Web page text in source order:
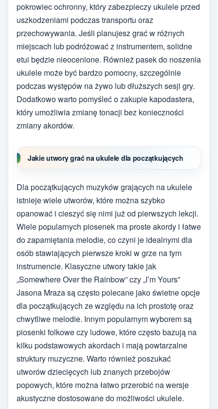
pokrowiec ochronny, który zabezpieczy ukulele przed
uszkodzeniami podczas transportu oraz
przechowywania. Jeśli planujesz grać w różnych
miejscach lub podróżować z instrumentem, solidne
etui będzie nieocenione. Również pasek do noszenia
ukulele może być bardzo pomocny, szczególnie
podczas występów na żywo lub dłuższych sesji gry.
Dodatkowo warto pomyśleć o zakupie kapodastera,
który umożliwia zmianę tonacji bez konieczności
zmiany akordów.
Jakie utwory grać na ukulele dla początkujących
Dla początkujących muzyków grających na ukulele
istnieje wiele utworów, które można szybko
opanować i cieszyć się nimi już od pierwszych lekcji.
Wiele popularnych piosenek ma proste akordy i łatwe
do zapamiętania melodie, co czyni je idealnymi dla
osób stawiających pierwsze kroki w grze na tym
instrumencie. Klasyczne utwory takie jak
„Somewhere Over the Rainbow” czy „I’m Yours”
Jasona Mraza są często polecane jako świetne opcje
dla początkujących ze względu na ich prostotę oraz
chwytliwe melodie. Innym popularnym wyborem są
piosenki folkowe czy ludowe, które często bazują na
kilku podstawowych akordach i mają powtarzalne
struktury muzyczne. Warto również poszukać
utworów dziecięcych lub znanych przebojów
popowych, które można łatwo przerobić na wersje
akustyczne dostosowane do możliwości ukulele.